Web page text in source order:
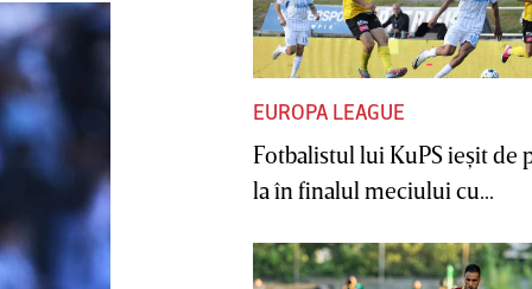
EUROPA LEAGUE
Fotbalistul lui KuPS ieşit de
la în finalul meciului cu...